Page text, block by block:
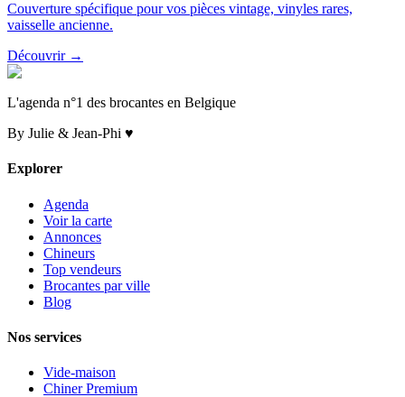
Couverture spécifique pour vos pièces vintage, vinyles rares,
vaisselle ancienne.
Découvrir →
L'agenda n°1 des brocantes en Belgique
By Julie & Jean-Phi ♥
Explorer
Agenda
Voir la carte
Annonces
Chineurs
Top vendeurs
Brocantes par ville
Blog
Nos services
Vide-maison
Chiner Premium